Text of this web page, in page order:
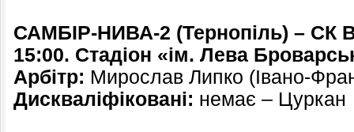
САМБІР-НИВА-2 (Тернопіль) – СК
15:00. Стадіон «ім. Лева
Арбітр: Мирослав Липко (Івано-
Дискваліфіковані: немає – Цуркан